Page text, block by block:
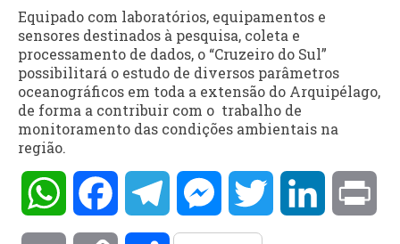
Equipado com laboratórios, equipamentos e
sensores destinados à pesquisa, coleta e
processamento de dados, o “Cruzeiro do Sul”
possibilitará o estudo de diversos parâmetros
oceanográficos em toda a extensão do Arquipélago,
de forma a contribuir com o trabalho de
monitoramento das condições ambientais na
região.
WhatsAppFacebookTelegramMessengerTwitter LinkedIn